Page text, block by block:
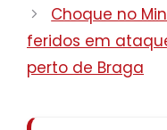
Choque no
feridos em
perto de Braga